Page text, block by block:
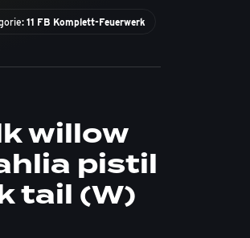
11 FB Komplett-Feuerwerk
willow
pistil
tail (W)